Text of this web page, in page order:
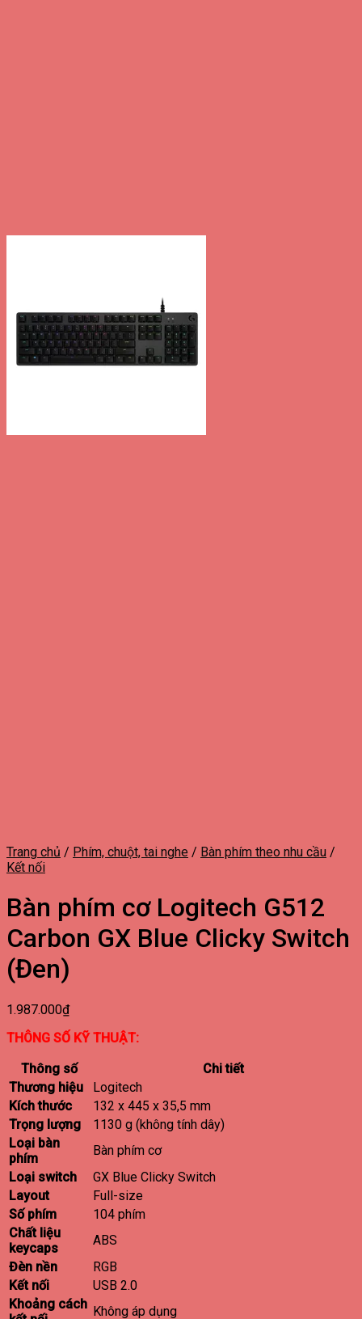
Trang chủ / Phím, chuột, tai nghe / Bàn phím theo nhu cầu /
Kết nối
Bàn phím cơ Logitech G512
Carbon GX Blue Clicky Switch
(Đen)
1.987.000₫
THÔNG SỐ KỸ THUẬT:
Thông số
Chi tiết
Thương hiệu
Logitech
Kích thước
132 x 445 x 35,5 mm
Trọng lượng
1130 g (không tính dây)
Loại bàn
phím
Bàn phím cơ
Loại switch
GX Blue Clicky Switch
Layout
Full-size
Số phím
104 phím
Chất liệu
keycaps
ABS
Đèn nền
RGB
Kết nối
USB 2.0
Khoảng cách Không áp dụng